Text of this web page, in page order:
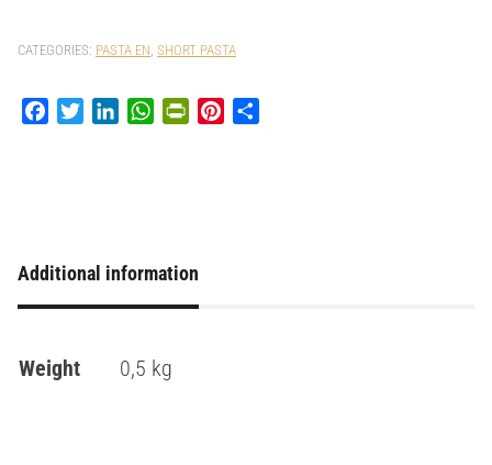
CATEGORIES: PASTA EN, SHORT PASTA
Facebook
Twitter LinkedInWhatsAppPrintFriendly
Pinterest
Additional information
Weight 0,5 kg